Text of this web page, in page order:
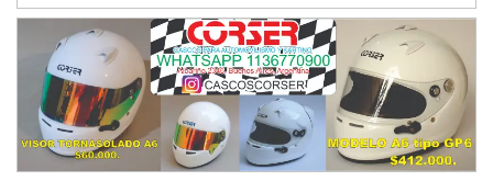
Rufino (Santa Fe)
TUCUMANO - F5
Juan Navarro (Asfalto)
El Timbó (Tucumán)